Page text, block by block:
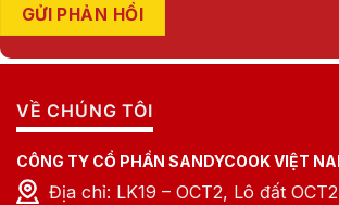
VỀ CHÚNG TÔI
CÔNG TY CỔ PHẦN SANDYCOOK VIỆT
Địa chỉ: LK19 – OCT2, Lô đất